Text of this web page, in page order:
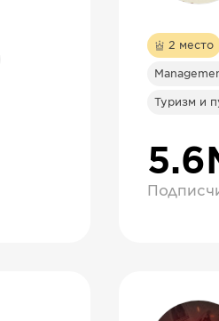
2 место
Туризм и